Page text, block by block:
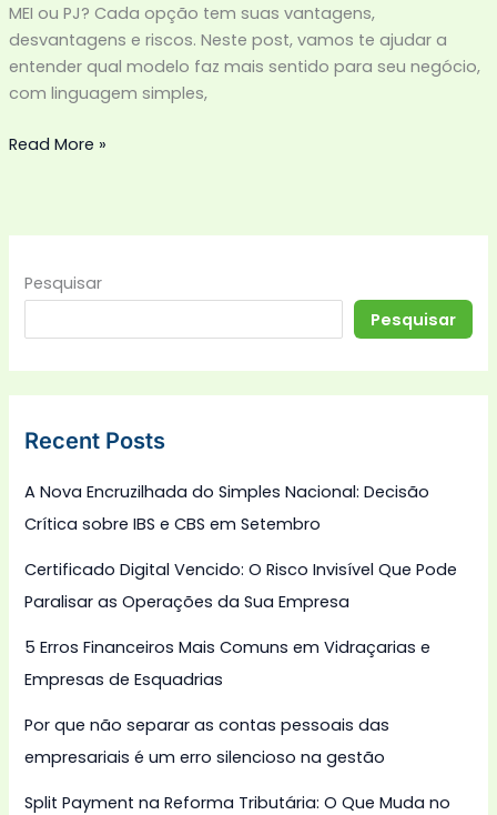
MEI ou PJ? Cada opção tem suas vantagens,
desvantagens e riscos. Neste post, vamos te ajudar a
entender qual modelo faz mais sentido para seu negócio,
com linguagem simples,
Read More »
Pesquisar
Pesquisar
Recent Posts
A Nova Encruzilhada do Simples Nacional: Decisão
Crítica sobre IBS e CBS em Setembro
Certificado Digital Vencido: O Risco Invisível Que Pode
Paralisar as Operações da Sua Empresa
5 Erros Financeiros Mais Comuns em Vidraçarias e
Empresas de Esquadrias
Por que não separar as contas pessoais das
empresariais é um erro silencioso na gestão
Split Payment na Reforma Tributária: O Que Muda no